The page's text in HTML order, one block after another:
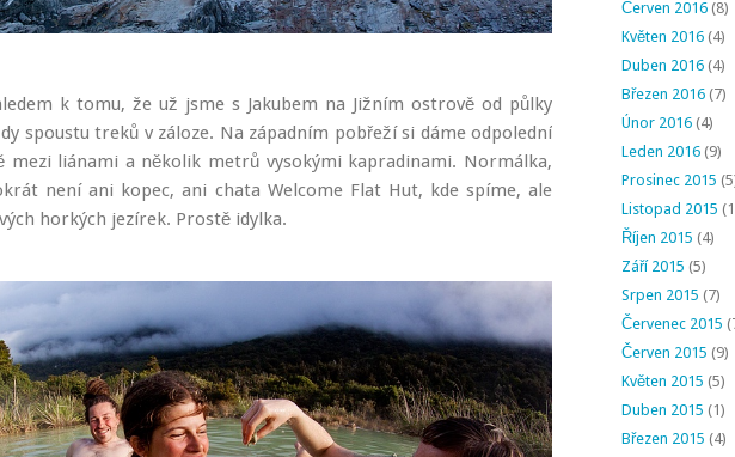
k tomu, že už jsme s Jakubem na Jižním ostrově od půlky
spoustu treků v záloze. Na západním pobřeží si dáme odpolední
mezi liánami a několik metrů vysokými kapradinami. Normálka,
není ani kopec, ani chata Welcome Flat Hut, kde spíme, ale
horkých jezírek. Prostě idylka.
Červen 2016(8)
Květen 2016(4)
Duben 2016(4)
Březen 2016(7)
Únor 2016(4)
Leden 2016(9)
Prosinec 2015
Listopad 2015
Říjen 2015 (4)
Září 2015 (5)
Srpen 2015 (7)
Červenec 2015
Červen 2015 (9)
Květen 2015 (5)
Duben 2015 (1)
Březen 2015 (4)